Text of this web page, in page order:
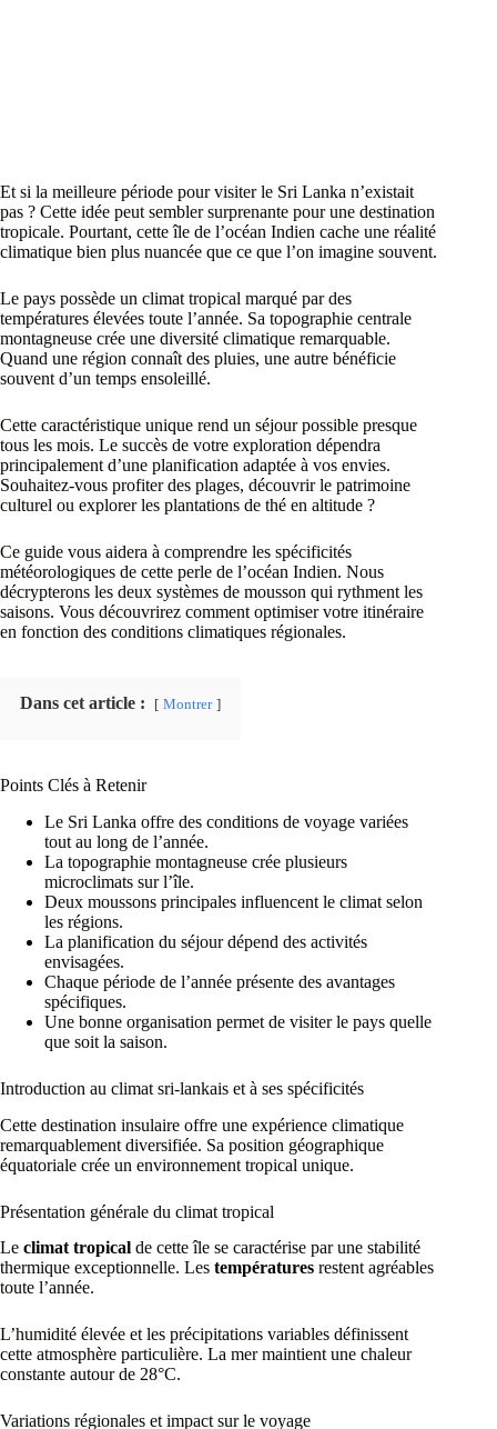
Et si la meilleure période pour visiter le Sri Lanka n’existait
pas ? Cette idée peut sembler surprenante pour une destination
tropicale. Pourtant, cette île de l’océan Indien cache une réalité
climatique bien plus nuancée que ce que l’on imagine souvent.
Le pays possède un climat tropical marqué par des
températures élevées toute l’année. Sa topographie centrale
montagneuse crée une diversité climatique remarquable.
Quand une région connaît des pluies, une autre bénéficie
souvent d’un temps ensoleillé.
Cette caractéristique unique rend un séjour possible presque
tous les mois. Le succès de votre exploration dépendra
principalement d’une planification adaptée à vos envies.
Souhaitez-vous profiter des plages, découvrir le patrimoine
culturel ou explorer les plantations de thé en altitude ?
Ce guide vous aidera à comprendre les spécificités
météorologiques de cette perle de l’océan Indien. Nous
décrypterons les deux systèmes de mousson qui rythment les
saisons. Vous découvrirez comment optimiser votre itinéraire
en fonction des conditions climatiques régionales.
Dans cet article : Montrer
Points Clés à Retenir
Le Sri Lanka offre des conditions de voyage variées
tout au long de l’année.
La topographie montagneuse crée plusieurs
microclimats sur l’île.
Deux moussons principales influencent le climat selon
les régions.
La planification du séjour dépend des activités
envisagées.
Chaque période de l’année présente des avantages
spécifiques.
Une bonne organisation permet de visiter le pays quelle
que soit la saison.
Introduction au climat sri-lankais et à ses spécificités
Cette destination insulaire offre une expérience climatique
remarquablement diversifiée. Sa position géographique
équatoriale crée un environnement tropical unique.
Présentation générale du climat tropical
Le climat tropical de cette île se caractérise par une stabilité
thermique exceptionnelle. Les températures restent agréables
toute l’année.
L’humidité élevée et les précipitations variables définissent
cette atmosphère particulière. La mer maintient une chaleur
constante autour de 28°C.
Variations régionales et impact sur le voyage